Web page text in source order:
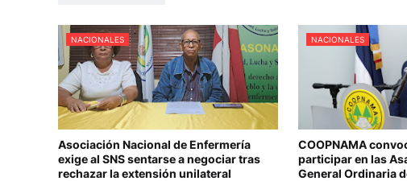
NACIONALES
Asociación Nacional de Enfermería
exige al SNS sentarse a negociar tras
rechazar la extensión unilateral
NACIONALES
COOPNAMA
participar en las
General Ordinaria